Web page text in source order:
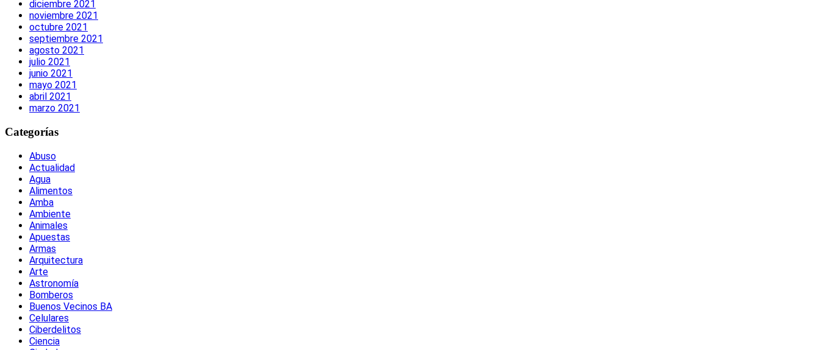
diciembre 2021
noviembre 2021
octubre 2021
septiembre 2021
agosto 2021
julio 2021
junio 2021
mayo 2021
abril 2021
marzo 2021
Categorías
Abuso
Actualidad
Agua
Alimentos
Amba
Ambiente
Animales
Apuestas
Armas
Arquitectura
Arte
Astronomía
Bomberos
Buenos Vecinos BA
Celulares
Ciberdelitos
Ciencia